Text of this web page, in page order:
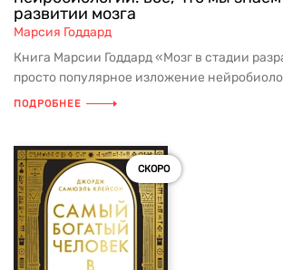
развитии мозга
Марсия Годдард
Книга Марсии Годдард «Мозг в стадии
просто популярное изложение
ПОДРОБНЕЕ
СКОРО